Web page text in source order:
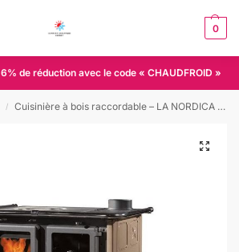
0
6% de réduction avec le code « CHAUDFROID »
/ Cuisinière à bois raccordable – LA NORDICA Rosetta